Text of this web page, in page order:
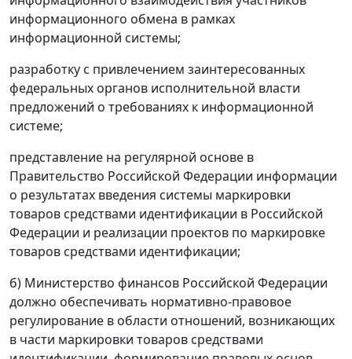
информационного обмена в рамках
информационной системы;
разработку с привлечением заинтересованных
федеральных органов исполнительной власти
предложений о требованиях к информационной
системе;
представление на регулярной основе в
Правительство Российской Федерации информации
о результатах введения системы маркировки
товаров средствами идентификации в Российской
Федерации и реализации проектов по маркировке
товаров средствами идентификации;
б) Министерство финансов Российской Федерации
должно обеспечивать нормативно-правовое
регулирование в области отношений, возникающих
в части маркировки товаров средствами